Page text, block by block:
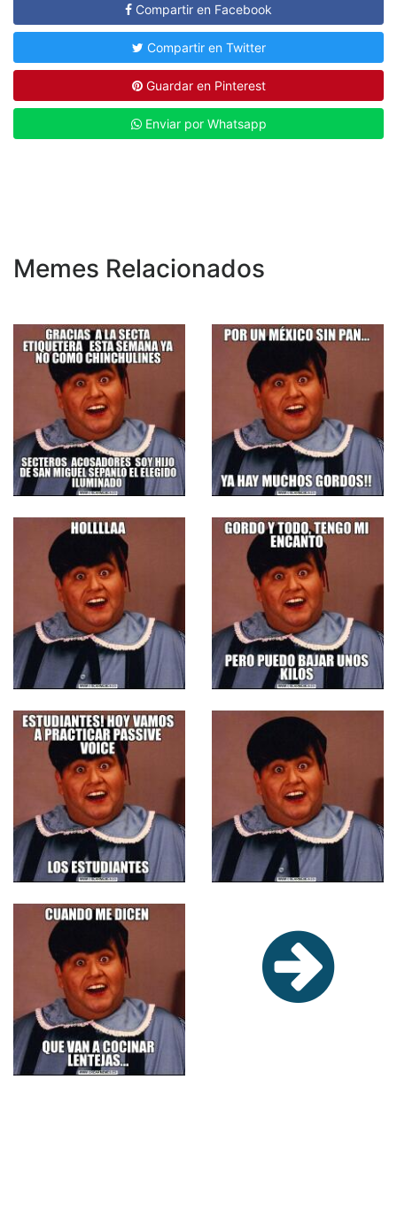
Compartir en Facebook
Compartir en Twitter
Guardar en Pinterest
Enviar por Whatsapp
Memes Relacionados